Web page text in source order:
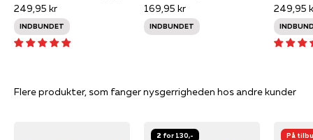
249,95 kr
INDBUNDET
169,95 kr
INDBUNDET
249,95
Flere produkter, som fanger nysgerrigheden hos andre kunder
2 for 130,- På